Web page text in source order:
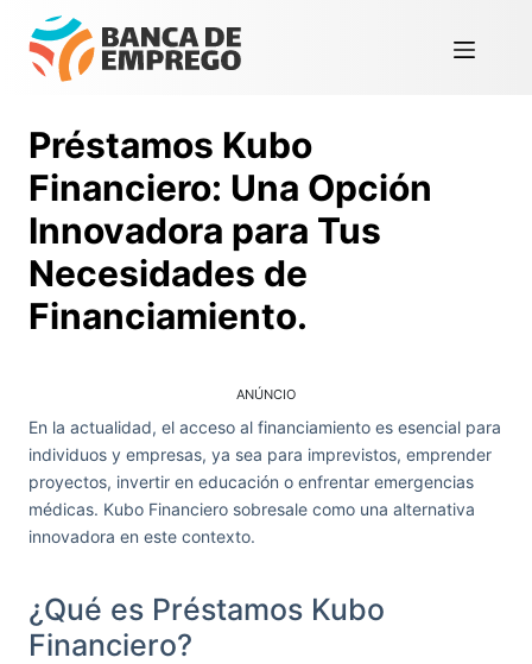
Préstamos Kubo
Financiero: Una Opción
Innovadora para Tus
Necesidades de
Financiamiento.
ANÚNCIO
En la actualidad, el acceso al financiamiento es esencial para
individuos y empresas, ya sea para imprevistos, emprender
proyectos, invertir en educación o enfrentar emergencias
médicas. Kubo Financiero sobresale como una alternativa
innovadora en este contexto.
¿Qué es Préstamos Kubo
Financiero?